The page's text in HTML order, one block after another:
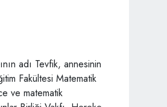
adı Tevfik, annesinin
Fakültesi Matematik
ve matematik